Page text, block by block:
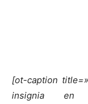
[ot-caption
insignia en